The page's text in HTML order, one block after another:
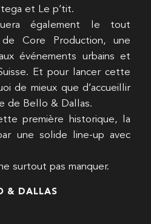
et Le p’tit.
également le tout
Core Production, une
événements urbains et
Et pour lancer cette
de mieux que d’accueillir
de Bello & Dallas.
première historique, la
une solide line-up avec
surtout pas manquer.
& DALLAS